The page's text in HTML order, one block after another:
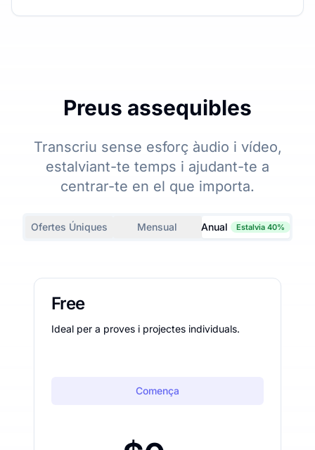
Preus assequibles
Transcriu sense esforç àudio i vídeo,
estalviant-te temps i ajudant-te a
centrar-te en el que importa.
Ofertes Úniques Mensual Anual Estalvia 40%
Free
Ideal per a proves i projectes individuals.
Comença